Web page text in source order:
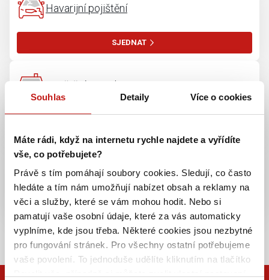
Souhlas Detaily Více o cookies
Máte rádi, když na internetu rychle najdete a vyřídíte
vše, co potřebujete?
Právě s tím pomáhají soubory cookies. Sledují, co často
hledáte a tím nám umožňují nabízet obsah a reklamy na
věci a služby, které se vám mohou hodit. Nebo si
pamatují vaše osobní údaje, které za vás automaticky
vyplníme, kde jsou třeba. Některé cookies jsou nezbytné
pro fungování stránek. Pro všechny ostatní potřebujeme
vaše povolení. To jednoduše udělíte kliknutím na tlačítko
Havarijní pojištění
SJEDNAT
Pojištění majetku
Pojištění odpovědnosti
SJEDNAT
VÍCE PRODUKTŮ